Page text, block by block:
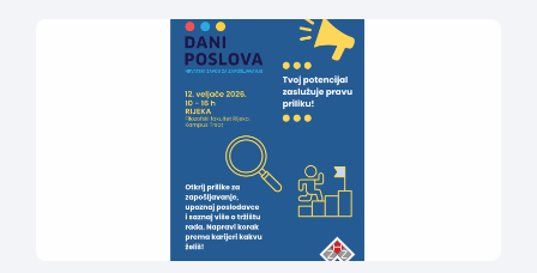
u Gospiću i prerasla je u najznačajnjiju gospodarsku,
kulturnu i etno manifestaciju na području Ličko-senjske
županije. Organizator izložbe […]